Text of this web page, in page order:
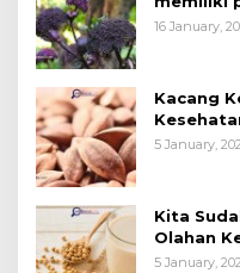
16 January,
Kacang
Kue)
5 January,
Kita
Olahan
5 January,